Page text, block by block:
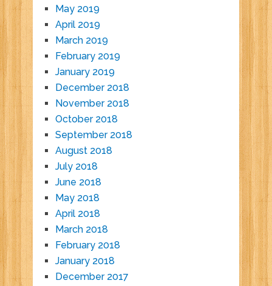
May 2019
April 2019
March 2019
February 2019
January 2019
December 2018
November 2018
October 2018
September 2018
August 2018
July 2018
June 2018
May 2018
April 2018
March 2018
February 2018
January 2018
December 2017